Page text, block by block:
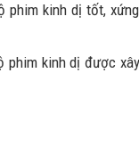
phim kinh dị tốt,
phim kinh dị được